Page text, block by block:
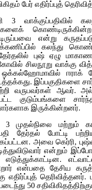
பேர் எதிர்ப்புத்
3 வாக்குப்பதிவில்
என்று
கலந்து
புஷ் ஏழு
சிலநூறு வாக்கு
ஈராக்
இப்பகுதிகளை
வருபவர்கள் ஆவர்.
குடும்பங்களை
இருக்கின்றனர்.
3 முதல்நிலை மற்றும்
தேர்தல் போட்டி
அவை கெர்ரி,
என்றும்
எடுத்துக்காட்டின.
என்பதை தேசிய
எதிர்ப்புத்
50